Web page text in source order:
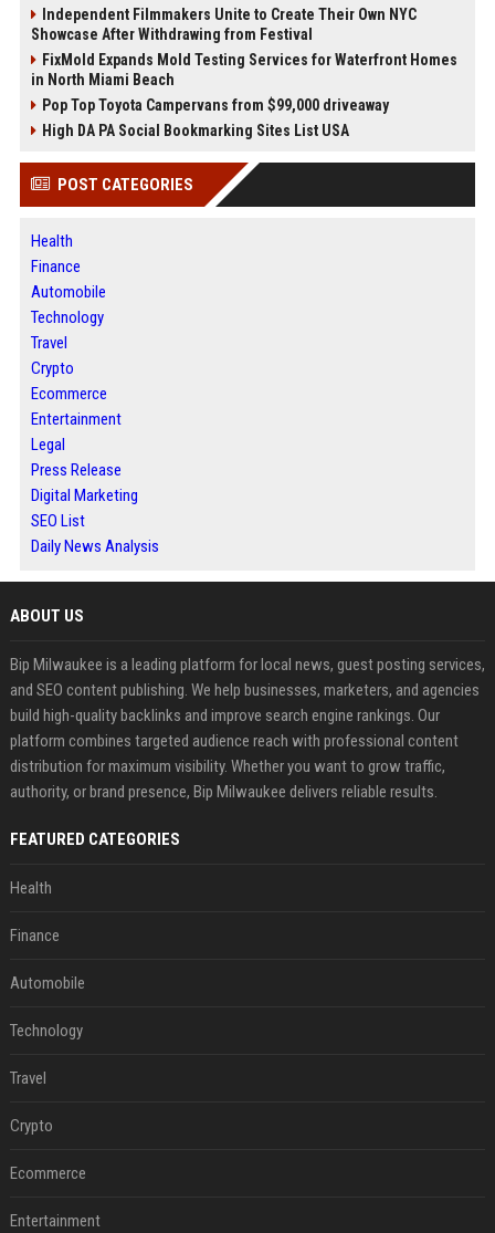
Independent Filmmakers Unite to Create Their Own NYC
Showcase After Withdrawing from Festival
FixMold Expands Mold Testing Services for Waterfront Homes
in North Miami Beach
Pop Top Toyota Campervans from $99,000 driveaway
High DA PA Social Bookmarking Sites List USA
POST CATEGORIES
Health
Finance
Automobile
Technology
Travel
Crypto
Ecommerce
Entertainment
Legal
Press Release
Digital Marketing
SEO List
Daily News Analysis
ABOUT US
Bip Milwaukee is a leading platform for local news, guest posting services,
and SEO content publishing. We help businesses, marketers, and agencies
build high-quality backlinks and improve search engine rankings. Our
platform combines targeted audience reach with professional content
distribution for maximum visibility. Whether you want to grow traffic,
authority, or brand presence, Bip Milwaukee delivers reliable results.
FEATURED CATEGORIES
Health
Finance
Automobile
Technology
Travel
Crypto
Ecommerce
Entertainment